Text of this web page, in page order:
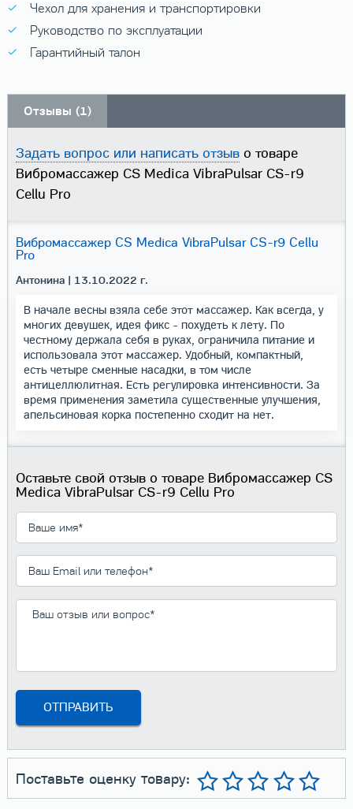
Чехол для хранения и транспортировки
Руководство по эксплуатации
Гарантийный талон
Отзывы (1)
Задать вопрос или написать отзыво товаре
Вибромассажер CS Medica VibraPulsar CS-r9
Cellu Pro
Вибромассажер CS Medica VibraPulsar CS-r9 Cellu
Pro
Антонина| 13.10.2022 г.
В начале весны взяла себе этот массажер. Как всегда, у
многих девушек, идея фикс - похудеть к лету. По
честному держала себя в руках, ограничила питание и
использовала этот массажер. Удобный, компактный,
есть четыре сменные насадки, в том числе
антицеллюлитная. Есть регулировка интенсивности. За
время применения заметила существенные улучшения,
апельсиновая корка постепенно сходит на нет.
Оставьте свой отзыв о товаре Вибромассажер CS
Medica VibraPulsar CS-r9 Cellu Pro
Поставьте оценку товару: